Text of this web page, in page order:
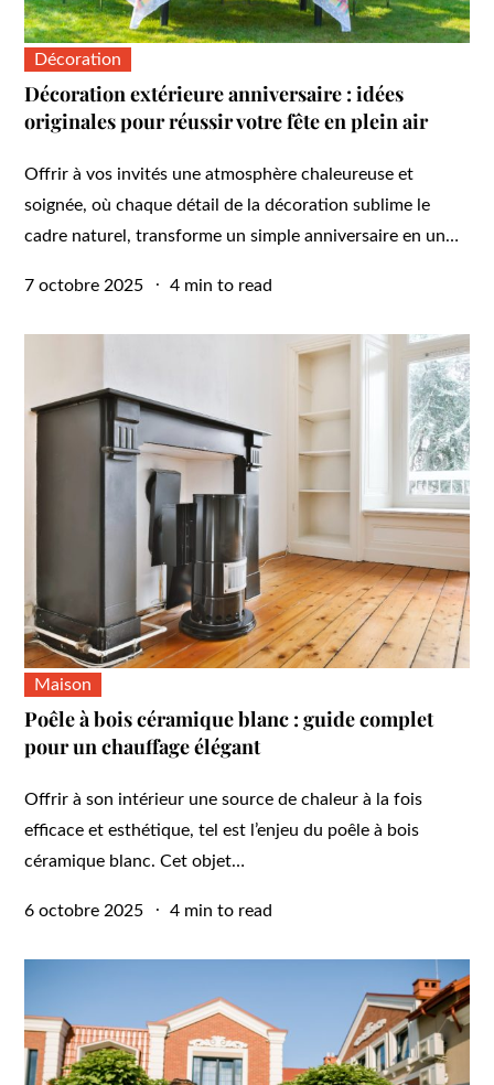
Décoration
Décoration extérieure anniversaire : idées
originales pour réussir votre fête en plein air
Offrir à vos invités une atmosphère chaleureuse et
soignée, où chaque détail de la décoration sublime le
cadre naturel, transforme un simple anniversaire en un…
Posted
7 octobre 2025 4 min to read
Maison
Poêle à bois céramique blanc : guide complet
pour un chauffage élégant
Offrir à son intérieur une source de chaleur à la fois
efficace et esthétique, tel est l’enjeu du poêle à bois
céramique blanc. Cet objet…
Posted
6 octobre 2025 4 min to read